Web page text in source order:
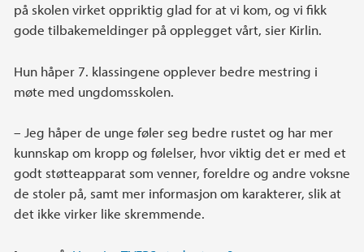
på skolen virket oppriktig glad for at vi kom, og vi fikk
gode tilbakemeldinger på opplegget vårt, sier Kirlin.
Hun håper 7. klassingene opplever bedre mestring i
møte med ungdomsskolen.
– Jeg håper de unge føler seg bedre rustet og har mer
kunnskap om kropp og følelser, hvor viktig det er med et
godt støtteapparat som venner, foreldre og andre voksne
de stoler på, samt mer informasjon om karakterer, slik at
det ikke virker like skremmende.